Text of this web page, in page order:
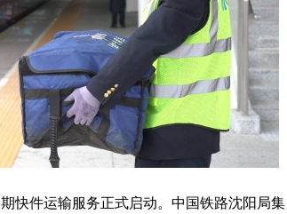
件运输服务正式启动。中国铁路沈阳局集